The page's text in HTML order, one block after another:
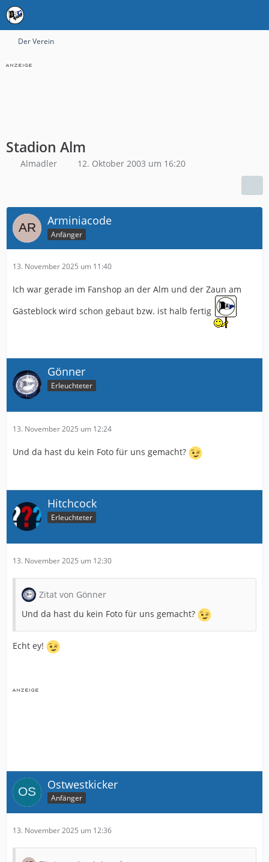
Der Verein
Stadion Alm
Almadler 12. Oktober 2003 um 16:20
Arminiacode
Anfänger
13. November 2025 um 11:40
Ich war gerade im Fanshop an der Alm und der Zaun am
Gästeblock wird schon gebaut bzw. ist halb fertig
Gönner
Erleuchteter
13. November 2025 um 12:24
Und da hast du kein Foto für uns gemacht?
Hitchcock
Erleuchteter
13. November 2025 um 12:30
Zitat von Gönner
Und da hast du kein Foto für uns gemacht?
Echt ey!
Ostwestkicker
Anfänger
13. November 2025 um 12:36